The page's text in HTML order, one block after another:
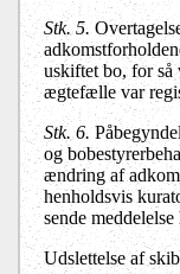
Stk. 5.
uskiftet bo, for så
ægtefælle var
Stk. 6.
og
ændring af
henholdsvis
sende
Udslettelse af